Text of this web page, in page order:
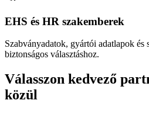
EHS és HR szakemberek
Szabványadatok, gyártói adatlapok és
biztonságos választáshoz.
Válasszon kedvező
közül